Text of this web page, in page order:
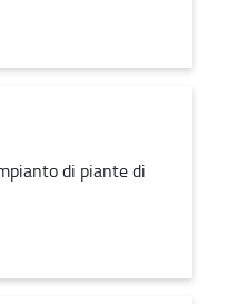
di piante di